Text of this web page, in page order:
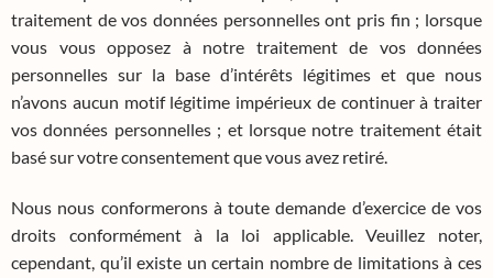
traitement de vos données personnelles ont pris fin ; lorsque
vous vous opposez à notre traitement de vos données
personnelles sur la base d’intérêts légitimes et que nous
n’avons aucun motif légitime impérieux de continuer à traiter
vos données personnelles ; et lorsque notre traitement était
basé sur votre consentement que vous avez retiré.
Nous nous conformerons à toute demande d’exercice de vos
droits conformément à la loi applicable. Veuillez noter,
cependant, qu’il existe un certain nombre de limitations à ces